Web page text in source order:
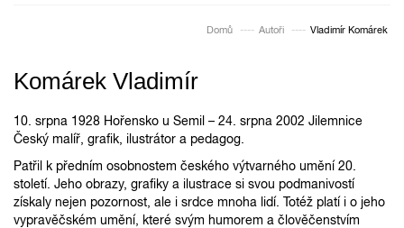
Domů Autoři Vladimír Komárek
Komárek Vladimír
10. srpna 1928 Hořensko u Semil – 24. srpna 2002 Jilemnice
Český malíř, grafik, ilustrátor a pedagog.
Patřil k předním osobnostem českého výtvarného umění 20.
století. Jeho obrazy, grafiky a ilustrace si svou podmanivostí
získaly nejen pozornost, ale i srdce mnoha lidí. Totéž platí i o jeho
vypravěčském umění, které svým humorem a člověčenstvím